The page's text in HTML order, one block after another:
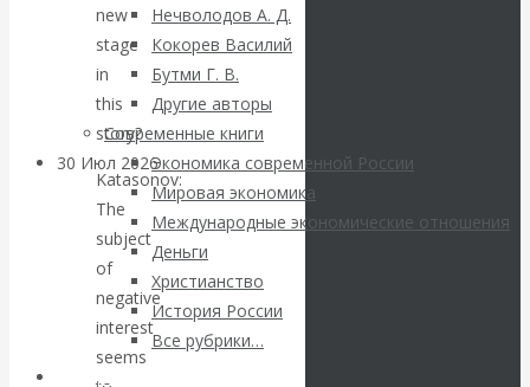
Нечволодов А. Д.
Кокорев Василий
Бутми Г. В.
Другие авторы
Современные книги
Экономика современной России
Мировая экономика
Международные экономические отношения
Деньги
Христианство
История России
Все рубрики…
Авторы РЭОШ
Турции: Drang
nach Osten
30 Июл 2026Банки
Валентин
Катасонов. Кто
определяет
new
stage
in
this
story?
Katasonov:
The
subject
of
negative
interest
seems